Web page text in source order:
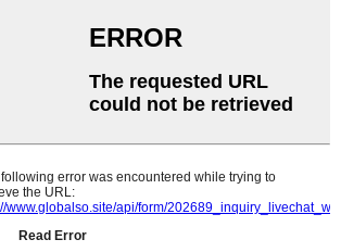
Swahili
Tajik
Telugu
Ukrainian
Urdu